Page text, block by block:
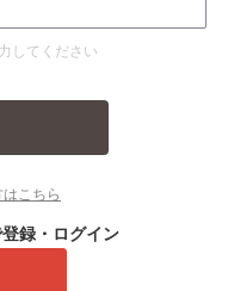
してください
こちら
録・ログイン